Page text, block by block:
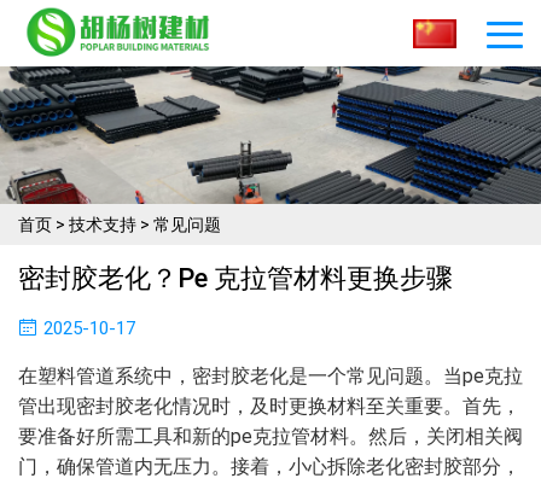
首页 > 技术支持 > 常见问题
密封胶老化？pe 克拉管材料更换步骤​
2025-10-17
在塑料管道系统中，密封胶老化是一个常见问题。当pe克拉
管出现密封胶老化情况时，及时更换材料至关重要。首先，
要准备好所需工具和新的pe克拉管材料。然后，关闭相关阀
门，确保管道内无压力。接着，小心拆除老化密封胶部分，